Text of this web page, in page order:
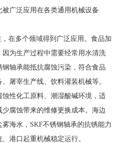
广泛应用在各类通用机械设备
在多个领域得到广泛应用。食品加
为生产过程中需要经常用水清洗
轴承能抵抗腐蚀污染，符合食品
屠宰生产线、饮料灌装机械等。
性化工原料、潮湿酸碱环境，适
腐蚀带来的维修更换成本。海边
海水，SKF不锈钢轴承的抗锈能力
港口起重机械稳定运行。